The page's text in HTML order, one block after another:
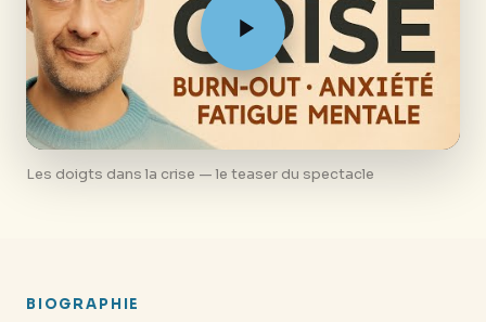
Les doigts dans la crise — le teaser du spectacle
BIOGRAPHIE